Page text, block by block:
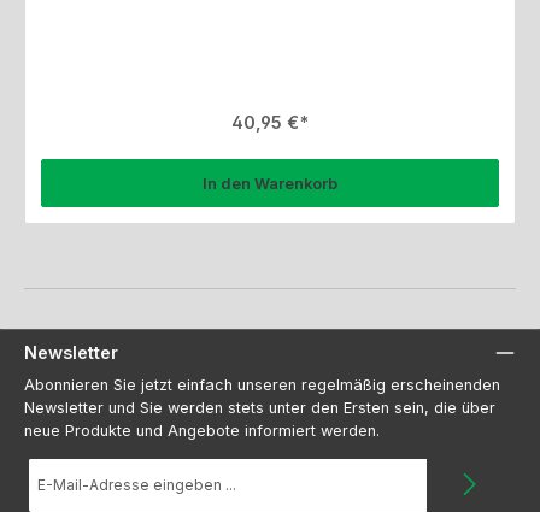
Regulärer Preis:
40,95 €
In den Warenkorb
Newsletter
Abonnieren Sie jetzt einfach unseren regelmäßig erscheinenden
Newsletter und Sie werden stets unter den Ersten sein, die über
neue Produkte und Angebote informiert werden.
Mail-